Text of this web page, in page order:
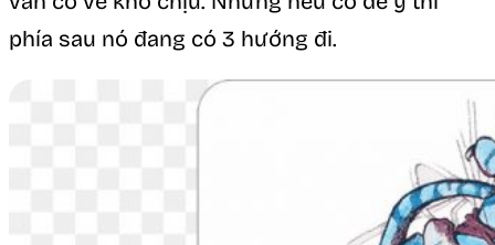
phía sau nó đang có 3 hướng đi.